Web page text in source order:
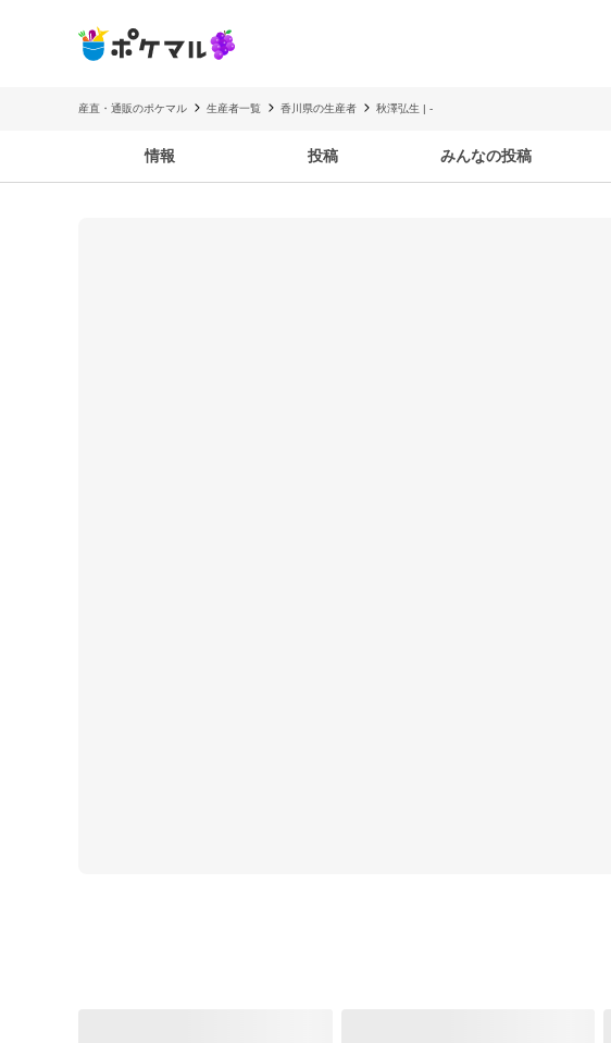
産直・通販のポケマル 生産者一覧 香川県の生産者 秋澤弘生 | -
情報 投稿 みんなの投稿